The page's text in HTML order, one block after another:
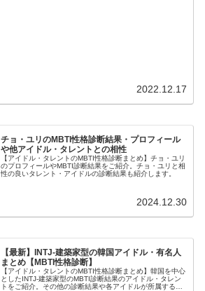
2022.12.17
チョ・ユリのMBTI性格診断結果・プロフィール
や他アイドル・タレントとの相性
【アイドル・タレントのMBTI性格診断まとめ】チョ・ユリ
のプロフィールやMBTI診断結果をご紹介。チョ・ユリと相
性の良いタレント・アイドルの診断結果も紹介します。
2024.12.30
【最新】INTJ-建築家型の韓国アイドル・有名人
まとめ【MBTI性格診断】
【アイドル・タレントのMBTI性格診断まとめ】韓国を中心
としたINTJ-建築家型のMBTI診断結果のアイドル・タレン
トをご紹介。その他の診断結果や各アイドルが所属するグ